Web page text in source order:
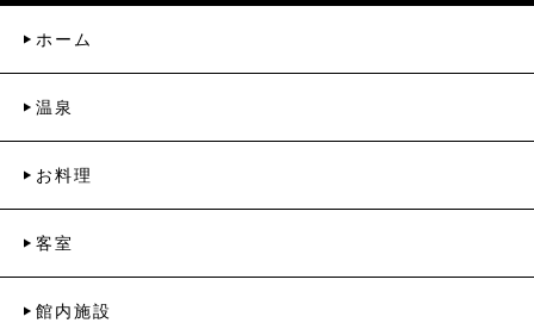
ホーム
温泉
お料理
客室
館内施設